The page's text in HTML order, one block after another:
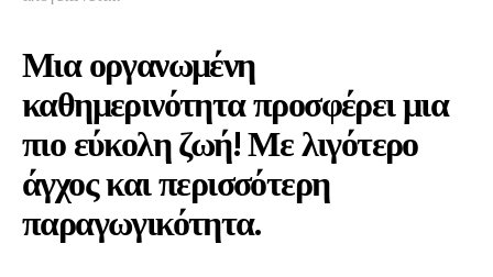
Μια οργανωμένη
καθημερινότητα προσφέρει μια
πιο εύκολη ζωή! Με λιγότερο
άγχος και περισσότερη
παραγωγικότητα.